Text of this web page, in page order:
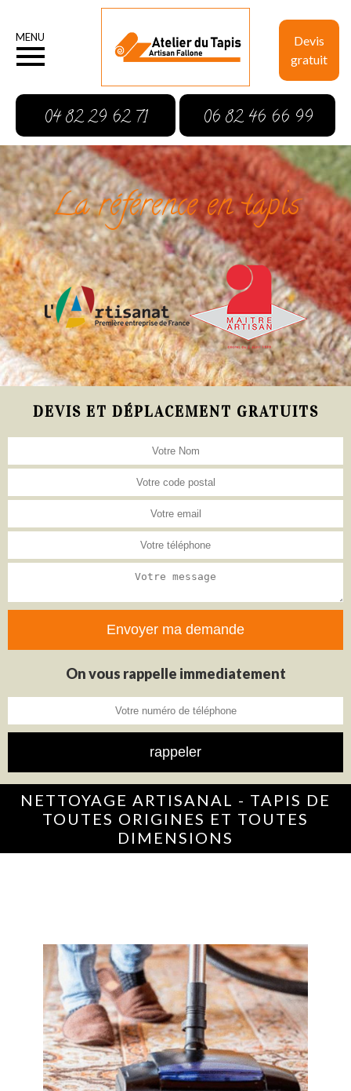
Devis
gratuit
MENU
04 82 29 62 71 06 82 46 66 99
La référence en tapis
DEVIS ET DÉPLACEMENT GRATUITS
On vous rappelle immediatement
NETTOYAGE ARTISANAL - TAPIS DE
TOUTES ORIGINES ET TOUTES
DIMENSIONS